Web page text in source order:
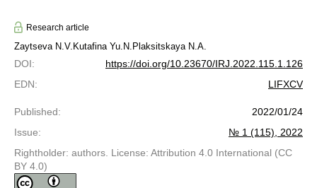
Research article
Zaytseva N.V. Kutafina Yu.N. Plaksitskaya N.A.
DOI:
https://doi.org/10.23670/IRJ.2022.115.1.126
EDN: LIFXCV
Published:
2022/01/24
Issue:
№ 1 (115), 2022
Rightholder: authors. License: Attribution 4.0 International (CC
BY 4.0)